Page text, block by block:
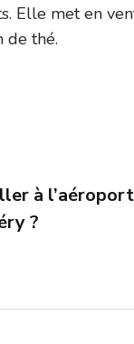
Elle met en
de thé.
à
?